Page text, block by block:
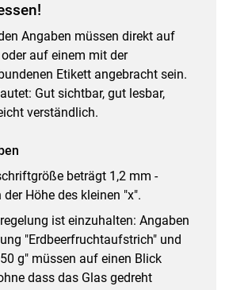
Angaben müssen direkt auf
auf einem mit der
Etikett angebracht sein.
Gut sichtbar, gut lesbar,
verständlich.
beträgt 1,2 mm -
Höhe des kleinen "x".
ist einzuhalten: Angaben
"Erdbeerfruchtaufstrich" und
g" müssen auf einen Blick
dass das Glas gedreht